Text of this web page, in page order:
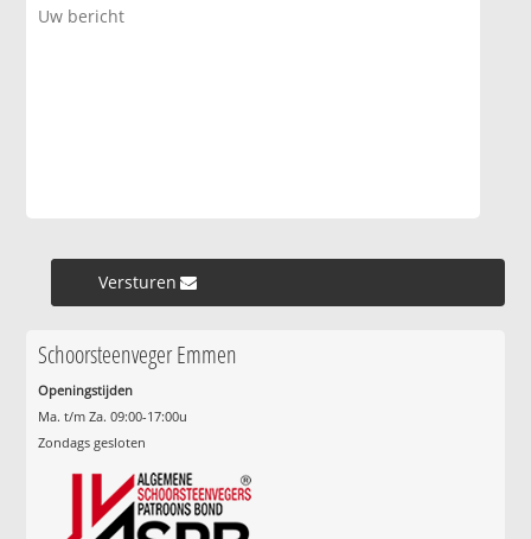
Versturen »
Schoorsteenveger Emmen
Openingstijden
Ma. t/m Za. 09:00-17:00u
Zondags gesloten